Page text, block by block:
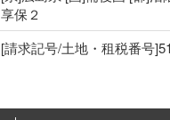
享保２
[請求記号/土地・租税番号